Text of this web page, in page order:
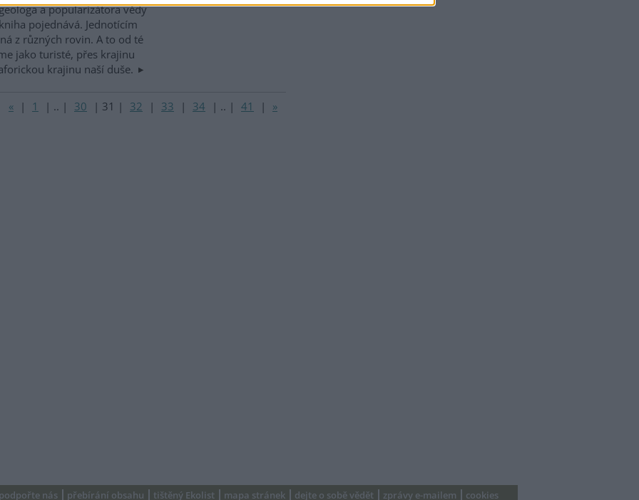
a popularizátora vědy
pojednává. Jednotícím
z různých rovin. A to od té
jako turisté, přes krajinu
krajinu naší duše.
« | 1 | .. | 30 | 31 | 32 | 33 | 34 | .. | 41 | »
podpořte nás přebírání obsahu tištěný Ekolist mapa stránek dejte o sobě vědět zprávy e-mailem cookies